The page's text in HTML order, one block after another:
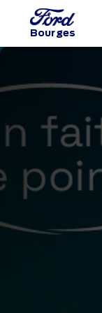
Bourges